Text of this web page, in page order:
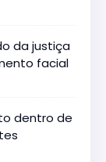
da justiça
facial
dentro de